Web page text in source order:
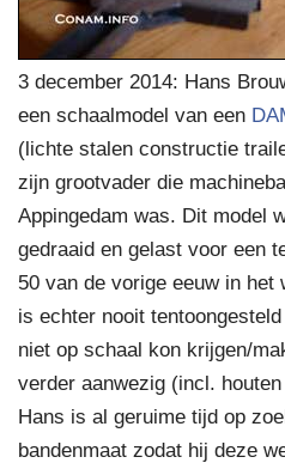
3 december 2014: Hans
een schaalmodel van een
(lichte stalen constructie
zijn grootvader die
Appingedam was. Dit model
gedraaid en gelast voor een
50 van de vorige eeuw in het
is echter nooit
niet op schaal kon krijgen/
verder aanwezig (incl.
Hans is al geruime tijd op
bandenmaat zodat hij deze